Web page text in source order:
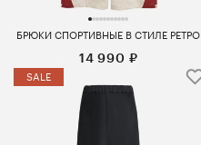
БРЮКИ СПОРТИВНЫЕ В СТИЛЕ РЕТРО
14 990 ₽
SALE